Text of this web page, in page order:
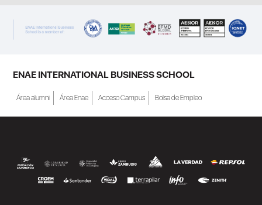
ENAE INTERNATIONAL BUSINESS SCHOOL
Área alumni Área Enae Acceso Campus Bolsa de Empleo